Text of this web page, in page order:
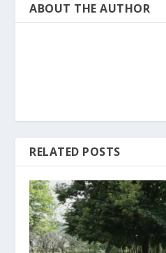
ABOUT THE AUTHOR
RELATED POSTS